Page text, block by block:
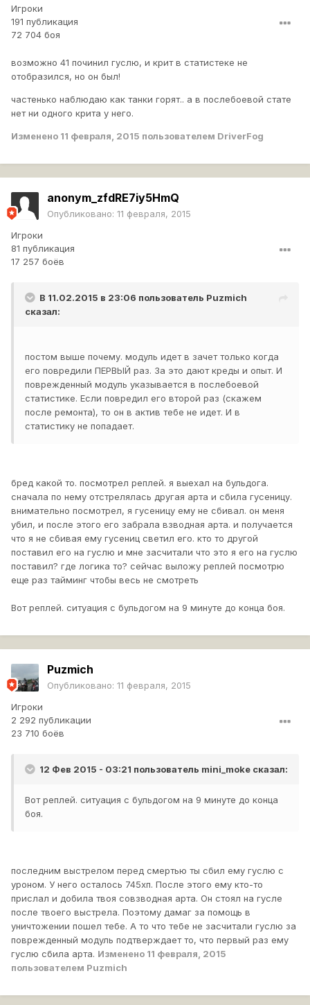
Игроки
191 публикация
72 704 боя
возможно 41 починил гуслю, и крит в статистеке не
отобразился, но он был!
частенько наблюдаю как танки горят.. а в послебоевой стате
нет ни одного крита у него.
Изменено 11 февраля, 2015 пользователем DriverFog
anonym_zfdRE7iy5HmQ
Опубликовано: 11 февраля, 2015
Игроки
81 публикация
17 257 боёв
В 11.02.2015 в 23:06 пользователь Puzmich
сказал:
постом выше почему. модуль идет в зачет только когда
его повредили ПЕРВЫЙ раз. За это дают креды и опыт. И
поврежденный модуль указывается в послебоевой
статистике. Если повредил его второй раз (скажем
после ремонта), то он в актив тебе не идет. И в
статистику не попадает.
бред какой то. посмотрел реплей. я выехал на бульдога.
сначала по нему отстрелялась другая арта и сбила гусеницу.
внимательно посмотрел, я гусеницу ему не сбивал. он меня
убил, и после этого его забрала взводная арта. и получается
что я не сбивая ему гусениц светил его. кто то другой
поставил его на гуслю и мне засчитали что это я его на гуслю
поставил? где логика то? сейчас выложу реплей посмотрю
еще раз тайминг чтобы весь не смотреть
Вот реплей. ситуация с бульдогом на 9 минуте до конца боя.
Puzmich
Опубликовано: 11 февраля, 2015
Игроки
2 292 публикации
23 710 боёв
12 Фев 2015 - 03:21 пользователь mini_moke сказал:
Вот реплей. ситуация с бульдогом на 9 минуте до конца
боя.
последним выстрелом перед смертью ты сбил ему гуслю с
уроном. У него осталось 745хп. После этого ему кто-то
прислал и добила твоя совзводная арта. Он стоял на гусле
после твоего выстрела. Поэтому дамаг за помощь в
уничтожении пошел тебе. А то что тебе не засчитали гуслю за
поврежденный модуль подтверждает то, что первый раз ему
гуслю сбила арта. Изменено 11 февраля, 2015
пользователем Puzmich